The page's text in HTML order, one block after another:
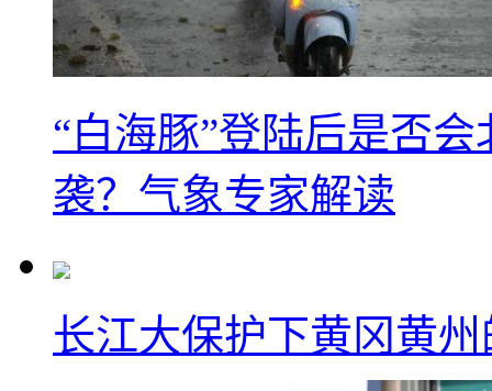
“白海豚”登陆后是否
袭？气象专家解读
长江大保护下黄冈黄